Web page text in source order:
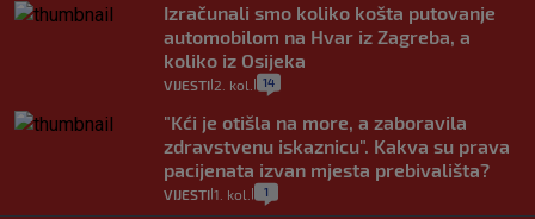
Izračunali smo koliko košta putovanje
automobilom na Hvar iz Zagreba, a
koliko iz Osijeka
VIJESTI 2. kol. 14
"Kći je otišla na more, a zaboravila
zdravstvenu iskaznicu". Kakva su prava
pacijenata izvan mjesta prebivališta?
VIJESTI 1. kol. 1